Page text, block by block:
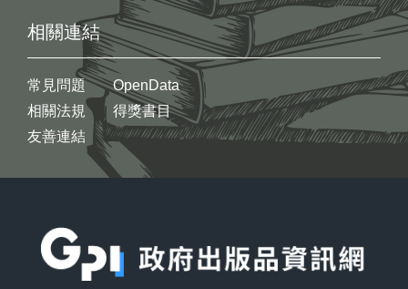
相關連結
常見問題
相關法規
友善連結
OpenData
得獎書目